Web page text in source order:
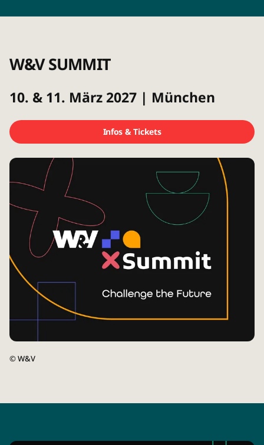
©W&V
W&V SUMMIT
10. & 11. März 2027 | München
Infos & Tickets